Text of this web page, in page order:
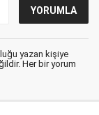
yazan kişiye
Her bir yorum